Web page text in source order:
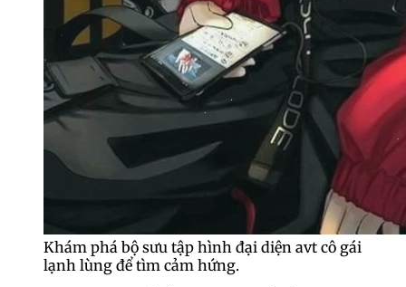
Khám phá bộ sưu tập hình đại diện avt cô gái
lạnh lùng để tìm cảm hứng.